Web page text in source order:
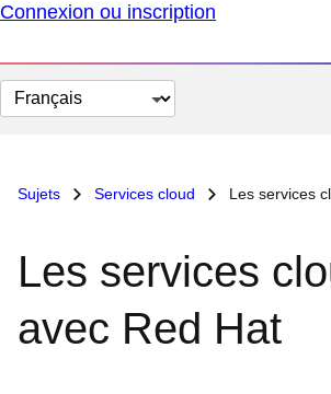
Connexion ou inscription
Changer
la
Sujets Services cloud Les services
Les services
avec Red Hat